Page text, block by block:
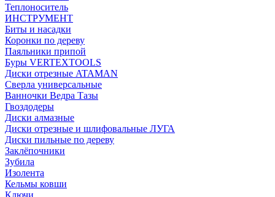
Теплоноситель
ИНСТРУМЕНТ
Биты и насадки
Коронки по дереву
Паяльники припой
Буры VERTEXTOOLS
Диски отрезные ATAMAN
Сверла универсальные
Ванночки Ведра Тазы
Гвоздодеры
Диски алмазные
Диски отрезные и шлифовальные ЛУГА
Диски пильные по дереву
Заклёпочники
Зубила
Изолента
Кельмы ковши
Ключи